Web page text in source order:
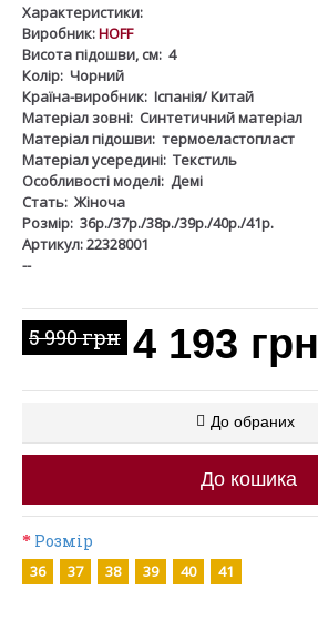
Характеристики:
Виробник:HOFF
Висота підошви, см: 4
Колір: Чорний
Країна-виробник: Іспанія/ Китай
Матеріал зовні: Синтетичний матеріал
Матеріал підошви: термоеластопласт
Матеріал усередині: Текстиль
Особливості моделі: Демі
Стать: Жіноча
Розмір: 36р./37р./38р./39р./40р./41р.
Артикул: 22328001
--
5 990 грн 4 193 грн
До обраних
До кошика
Розмір
36 37 38 39 40 41